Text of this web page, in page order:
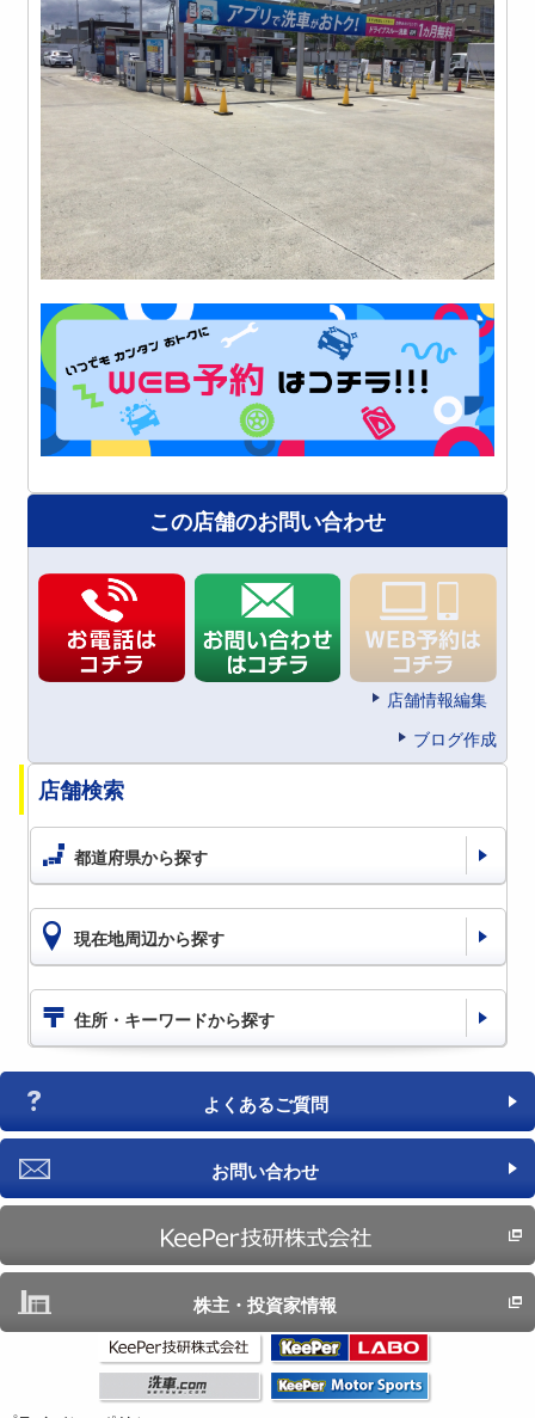
この店舗のお問い合わせ
店舗情報編集
ブログ作成
店舗検索
都道府県から探す
現在地周辺から探す
住所・キーワードから探す
よくあるご質問
お問い合わせ
株主・投資家情報